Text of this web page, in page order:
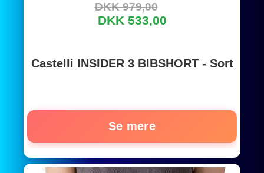
DKK 979,00
DKK 533,00
Castelli INSIDER 3 BIBSHORT - Sort
Se mere